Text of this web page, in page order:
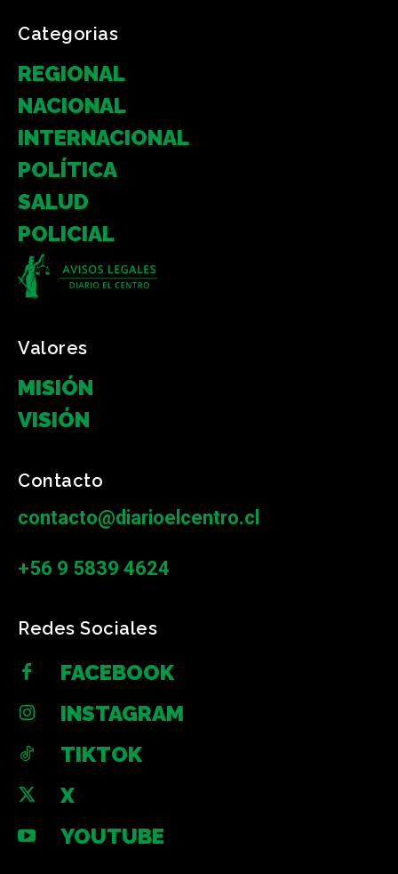
Categorias
REGIONAL
NACIONAL
INTERNACIONAL
POLÍTICA
SALUD
POLICIAL
Valores
MISIÓN
VISIÓN
Contacto
contacto@diarioelcentro.cl
+56 9 5839 4624
Redes Sociales
FACEBOOK
INSTAGRAM
TIKTOK
X
YOUTUBE